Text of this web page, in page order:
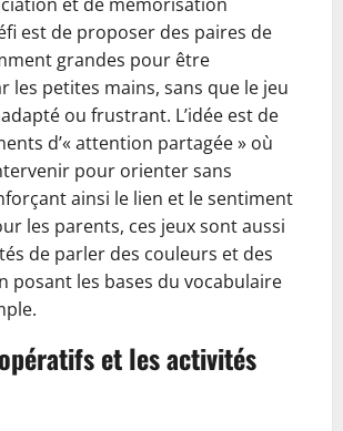
est de proposer des paires de
grandes pour être
les petites mains, sans que le jeu
ou frustrant. L’idée est de
d’« attention partagée » où
pour orienter sans
ainsi le lien et le sentiment
les parents, ces jeux sont aussi
de parler des couleurs et des
posant les bases du vocabulaire
et les activités